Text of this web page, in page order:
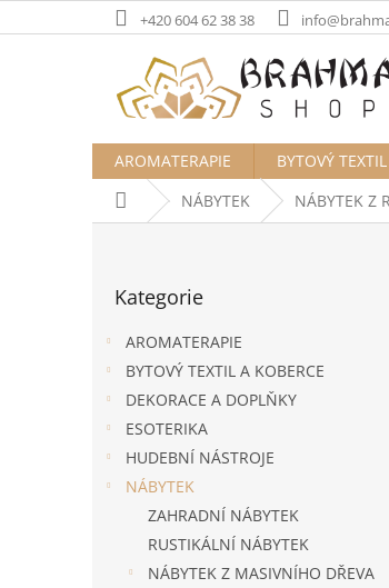
na
+420 604 62 38 38
AROMATERAPIE BYTOVÝ
Domů NÁBYTEK NÁBYTEK Z
kategorie
Kategorie
AROMATERAPIE
BYTOVÝ TEXTIL A KOBERCE
DEKORACE A DOPLŇKY
ESOTERIKA
HUDEBNÍ NÁSTROJE
NÁBYTEK
ZAHRADNÍ NÁBYTEK
RUSTIKÁLNÍ NÁBYTEK
NÁBYTEK Z MASIVNÍHO DŘEVA